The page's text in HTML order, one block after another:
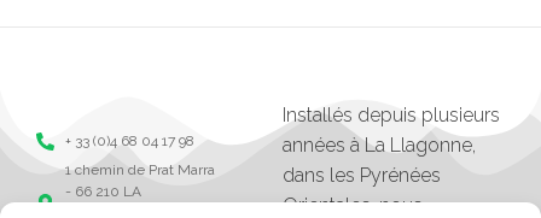
+ 33 (0)4 68 04 17 98
1 chemin de Prat Marra
- 66 210 LA
Installés depuis plusieurs
années à La Llagonne,
dans les Pyrénées
Orientales, nous